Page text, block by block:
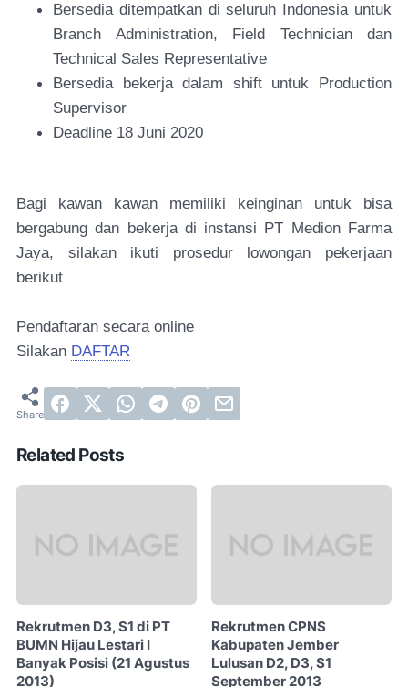
Bersedia ditempatkan di seluruh Indonesia untuk
Branch Administration, Field Technician dan
Technical Sales Representative
Bersedia bekerja dalam shift untuk Production
Supervisor
Deadline 18 Juni 2020
Bagi kawan kawan memiliki keinginan untuk bisa
bergabung dan bekerja di instansi PT Medion Farma
Jaya, silakan ikuti prosedur lowongan pekerjaan
berikut
Pendaftaran secara online
Silakan DAFTAR
Related Posts
Rekrutmen D3, S1 di PT
BUMN Hijau Lestari I
Banyak Posisi (21 Agustus
2013)
Rekrutmen CPNS
Kabupaten Jember
Lulusan D2, D3, S1
September 2013